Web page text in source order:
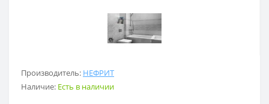
Производитель: НЕФРИТ
Наличие: Есть в наличии